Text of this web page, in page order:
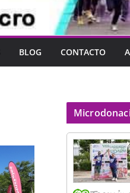
BLOG CONTACTO